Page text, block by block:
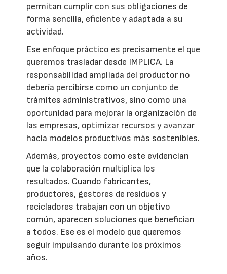
permitan cumplir con sus obligaciones de
forma sencilla, eficiente y adaptada a su
actividad.
Ese enfoque práctico es precisamente el que
queremos trasladar desde IMPLICA. La
responsabilidad ampliada del productor no
debería percibirse como un conjunto de
trámites administrativos, sino como una
oportunidad para mejorar la organización de
las empresas, optimizar recursos y avanzar
hacia modelos productivos más sostenibles.
Además, proyectos como este evidencian
que la colaboración multiplica los
resultados. Cuando fabricantes,
productores, gestores de residuos y
recicladores trabajan con un objetivo
común, aparecen soluciones que benefician
a todos. Ese es el modelo que queremos
seguir impulsando durante los próximos
años.